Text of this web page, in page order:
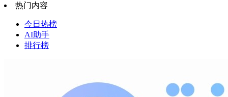
热门内容
今日热榜
AI助手
排行榜